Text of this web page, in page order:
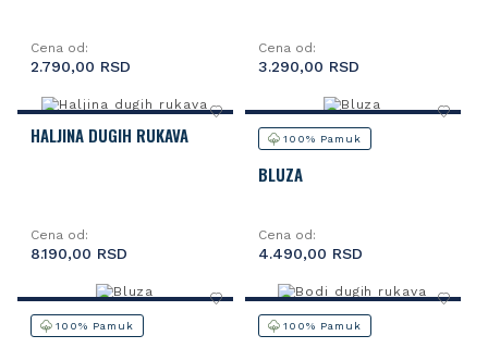
Cena od:
2.790,00 RSD
Cena od:
3.290,00 RSD
HALJINA DUGIH RUKAVA
Cena od:
8.190,00 RSD
100% Pamuk
BLUZA
Cena od:
4.490,00 RSD
100% Pamuk 100% Pamuk